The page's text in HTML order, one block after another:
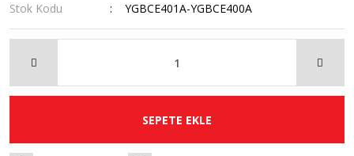
Stok Kodu
YGBCE401A-YGBCE400A
SEPETE EKLE